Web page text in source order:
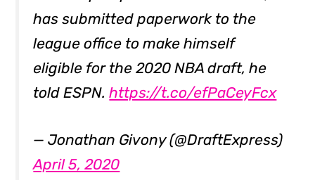
has submitted paperwork to the
league office to make himself
eligible for the 2020 NBA draft, he
told ESPN.https://t.co/efPaCeyFcx
— Jonathan Givony (@DraftExpress)
April 5, 2020